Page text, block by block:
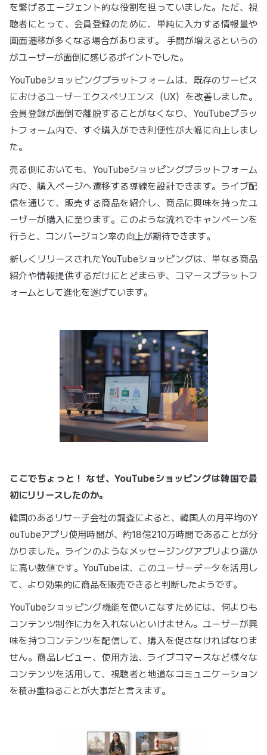
を繋げるエージェント的な役割を担っていました。ただ、視
聴者にとって、会員登録のために、単純に入力する情報量や
画面遷移が多くなる場合があります。 手間が増えるというの
がユーザーが面倒に感じるポイントでした。
YouTubeショッピングプラットフォームは、既存のサービス
におけるユーザーエクスペリエンス（UX）を改善しました。
会員登録が面倒で離脱することがなくなり、YouTubeプラッ
トフォーム内で、すぐ購入ができ利便性が大幅に向上しまし
た。
売る側においても、YouTubeショッピングプラットフォーム
内で、購入ページへ遷移する導線を設計できます。ライブ配
信を通じて、販売する商品を紹介し、商品に興味を持ったユ
ーザーが購入に至ります。このような流れでキャンペーンを
行うと、コンバージョン率の向上が期待できます。
新しくリリースされたYouTubeショッピングは、単なる商品
紹介や情報提供するだけにとどまらず、コマースプラットフ
ォームとして進化を遂げています。
ここでちょっと！ なぜ、YouTubeショッピングは韓国で最
初にリリースしたのか。
韓国のあるリサーチ会社の調査によると、韓国人の月平均のY
ouTubeアプリ使用時間が、約18億210万時間であることが分
かりました。ラインのようなメッセージングアプリより遥か
に高い数値です。YouTubeは、このユーザーデータを活用し
て、より効果的に商品を販売できると判断したようです。
YouTubeショッピング機能を使いこなすためには、何よりも
コンテンツ制作に力を入れないといけません。ユーザーが興
味を持つコンテンツを配信して、購入を促さなければなりま
せん。商品レビュー、使用方法、ライブコマースなど様々な
コンテンツを活用して、視聴者と地道なコミュニケーション
を積み重ねることが大事だと言えます。